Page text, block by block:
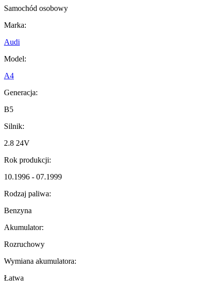
Samochód osobowy
Marka:
Audi
Model:
A4
Generacja:
B5
Silnik:
2.8 24V
Rok produkcji:
10.1996 - 07.1999
Rodzaj paliwa:
Benzyna
Akumulator:
Rozruchowy
Wymiana akumulatora:
Łatwa